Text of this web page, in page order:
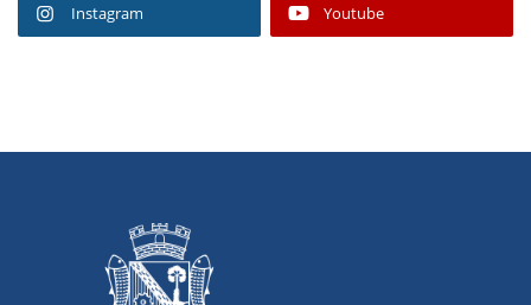
Instagram Youtube